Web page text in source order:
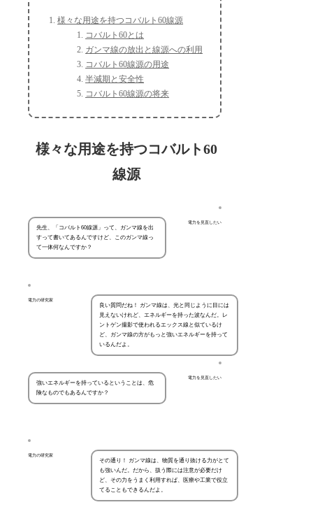
様々な用途を持つコバルト60線源
コバルト60とは
ガンマ線の放出と線源への利用
コバルト60線源の用途
半減期と安全性
コバルト60線源の将来
様々な用途を持つコバルト60
線源
電力を見直したい
先生、「コバルト60線源」って、ガンマ線を出
すって書いてあるんですけど、このガンマ線っ
て一体何なんですか？
電力の研究家
良い質問だね！ ガンマ線は、光と同じように目には
見えないけれど、エネルギーを持った波なんだ。レ
ントゲン撮影で使われるエックス線と似ているけ
ど、ガンマ線の方がもっと強いエネルギーを持って
いるんだよ。
電力を見直したい
強いエネルギーを持っているということは、危
険なものでもあるんですか？
電力の研究家
その通り！ ガンマ線は、物質を通り抜ける力がとて
も強いんだ。だから、扱う際には注意が必要だけ
ど、その力をうまく利用すれば、医療や工業で役立
てることもできるんだよ。